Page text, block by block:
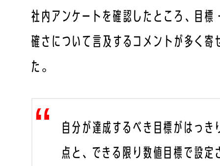
社内アンケートを確認したところ、目標
確さについて言及するコメントが多く寄
た。
自分が達成するべき目標がはっき
点と、できる限り数値目標で設定